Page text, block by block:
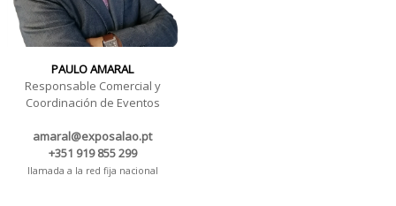
PAULO AMARAL
Responsable Comercial y
Coordinación de Eventos
amaral@exposalao.pt
+351 919 855 299
llamada a la red fija nacional